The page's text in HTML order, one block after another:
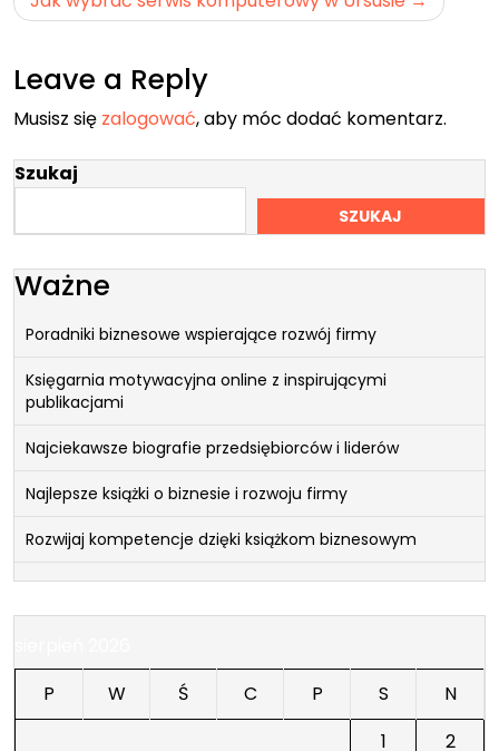
Leave a Reply
Musisz się zalogować, aby móc dodać komentarz.
Szukaj
SZUKAJ
Ważne
Poradniki biznesowe wspierające rozwój firmy
Księgarnia motywacyjna online z inspirującymi
publikacjami
Najciekawsze biografie przedsiębiorców i liderów
Najlepsze książki o biznesie i rozwoju firmy
Rozwijaj kompetencje dzięki książkom biznesowym
P
W Ś C P S
N
1
2